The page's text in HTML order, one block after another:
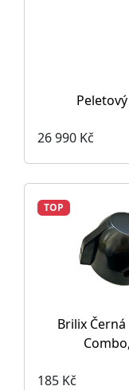
26 990 Kč
TOP
Brilix
185 Kč